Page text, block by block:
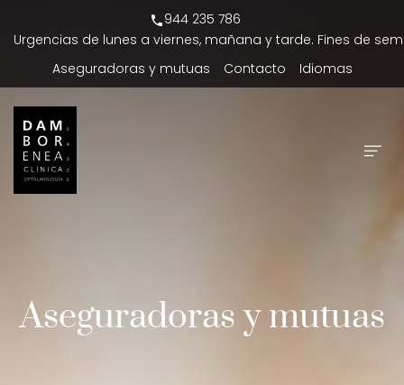
944 235 786
Urgencias de lunes a viernes, mañana y tarde. Fines de
Aseguradoras y mutuas
Contacto Idiomas
Aseguradoras y mutuas